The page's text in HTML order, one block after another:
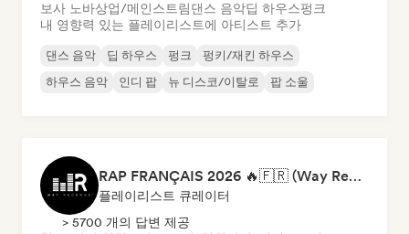
보사 노바상업/메인스트림댄스 음악딥 하우스펑크
내 영향력 있는 플레이리스트에 아티스트 추가
댄스 음악 딥 하우스 펑크
펑키/재킨 하우스
하우스 음악
인디 팝 뉴 디스코/이탈로 팝 소울
RAP FRANÇAIS 2026 🔥🇫🇷 (Way Records)
플레이리스트 큐레이터
> 5700 개의 답변 제공